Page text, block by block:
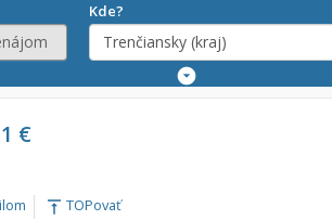
Kde?
Trenčiansky (kraj)
€
vertical_align_top TOPovať